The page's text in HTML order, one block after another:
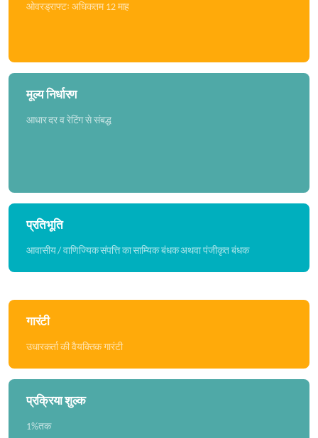
ओवरड्राफ्टः अधिकतम 12 माह
मूल्य निर्धारण
आधार दर व रेटिंग से संबद्ध
प्रतिभूति
आवासीय / वाणिज्यिक संपत्ति का साम्यिक बंधक अथवा पंजीकृत बंधक
गारंटी
उधारकर्ता की वैयक्तिक गारंटी
प्रक्रिया शुल्क
1%तक